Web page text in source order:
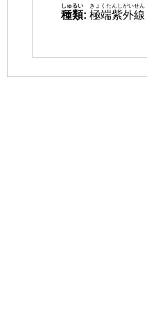
種類
しゅるい
: 極端紫外線
きょくたんしがいせん